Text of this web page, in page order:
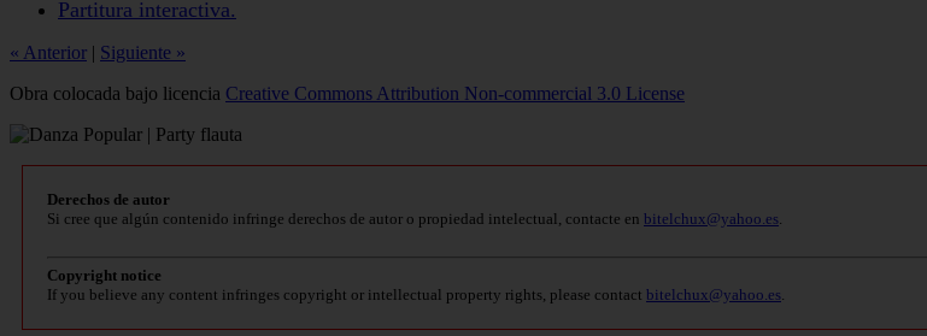
Partitura interactiva.
« Anterior | Siguiente »
Obra colocada bajo licencia Creative Commons Attribution Non-commercial 3.0 License
Derechos de autor
Si cree que algún contenido infringe derechos de autor o propiedad intelectual, contacte en bitelchux@yahoo.es.
Copyright notice
If you believe any content infringes copyright or intellectual property rights, please contact bitelchux@yahoo.es.